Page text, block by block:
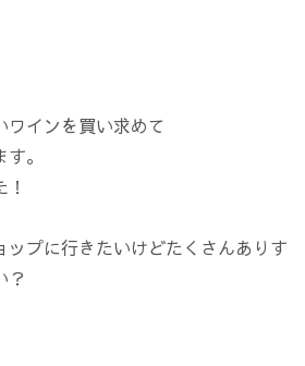
ワインを買い求めて
。
ップに行きたいけどたくさんありす
？